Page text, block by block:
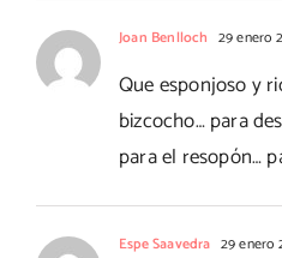
Joan Benlloch 29 enero
Que esponjoso y
bizcocho… para
para el resopón…
Espe Saavedra 29 enero